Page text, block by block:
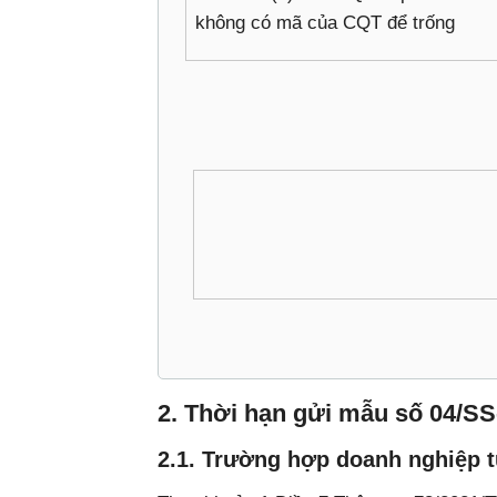
không có mã của CQT để trống
2. Thời hạn gửi mẫu số 04/
2.1. Trường hợp doanh nghiệp